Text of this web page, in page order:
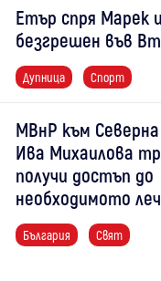
Етър спря Марек
безгрешен във
Дупница Спорт
МВнР към
Ива Михаилова
получи достъп до
необходимото
България Свят